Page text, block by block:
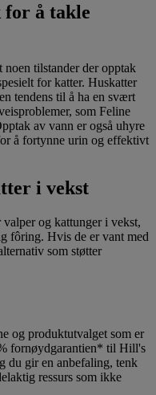
for å takle
tilstander der opptak
for katter. Huskatter
tendens til å ha en svært
som Feline
av vann er også uhyre
å fortynne urin og effektivt
i vekst
og kattunger i vekst,
fôring. Hvis de er vant med
som støtter
og produktutvalget som er
fornøydgarantien* til Hill's
du gir en anbefaling, tenk
ressurs som ikke